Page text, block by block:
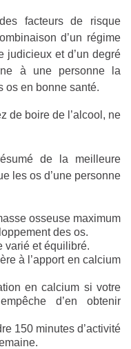
facteurs de risque
d’un régime
judicieux et d’un degré
à une personne la
os en bonne santé.
de boire de l’alcool, ne
de la meilleure
les os d’une personne
osseuse maximum
des os.
varié et équilibré.
à l’apport en calcium
en calcium si votre
d’en obtenir
150 minutes d’activité